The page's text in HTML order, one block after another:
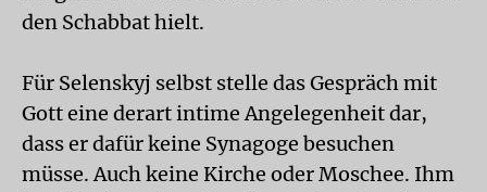
den Schabbat hielt.
Für Selenskyj selbst stelle das Gespräch mit
Gott eine derart intime Angelegenheit dar,
dass er dafür keine Synagoge besuchen
müsse. Auch keine Kirche oder Moschee. Ihm